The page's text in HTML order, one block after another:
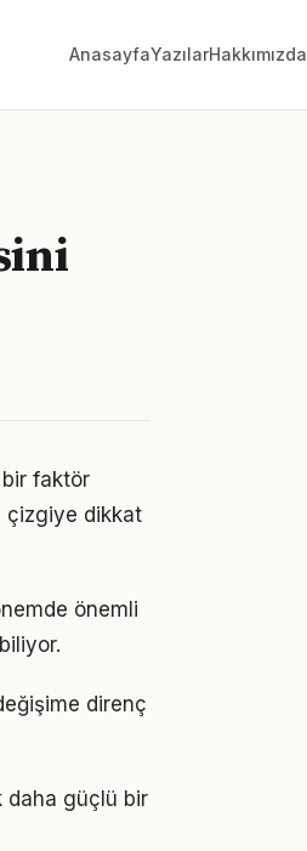
AnasayfaYazılarHakkımızda
faktör
çizgiye dikkat
önemli
direnç
daha güçlü bir